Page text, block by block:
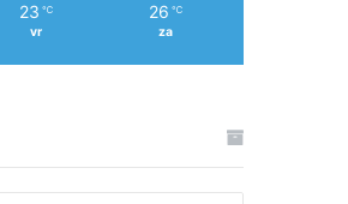
23 ℃
vr
26 ℃
za